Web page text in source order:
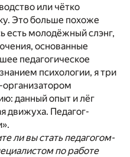
или чётко
Это больше похоже
есть молодёжный слэнг,
основанные
педагогическое
психологии, я три
организатором
данный опыт и лёг
движуха. Педагог-
ли вы стать педагогом-
по работе